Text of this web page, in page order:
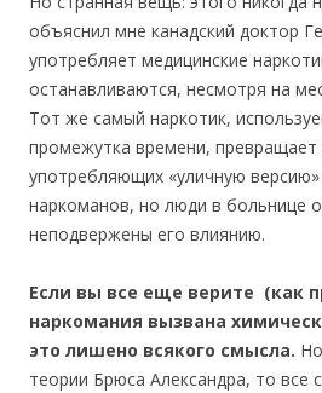
объяснил мне канадский доктор
употребляет медицинские
останавливаются, несмотря на
Тот же самый наркотик,
промежутка времени, превращает
употребляющих «уличную
наркоманов, но люди в больнице
неподвержены его влиянию.
Если вы все еще верите (как
наркомания вызвана
это лишено всякого смысла.
теории Брюса Александра, то все